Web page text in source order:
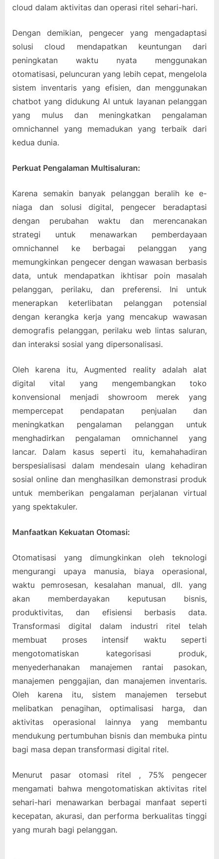
cloud dalam aktivitas dan operasi ritel sehari-hari.
Dengan demikian, pengecer yang mengadaptasi
solusi cloud mendapatkan keuntungan dari
peningkatan waktu nyata menggunakan
otomatisasi, peluncuran yang lebih cepat, mengelola
sistem inventaris yang efisien, dan menggunakan
chatbot yang didukung AI untuk layanan pelanggan
yang mulus dan meningkatkan pengalaman
omnichannel yang memadukan yang terbaik dari
kedua dunia.
Perkuat Pengalaman Multisaluran:
Karena semakin banyak pelanggan beralih ke e-
niaga dan solusi digital, pengecer beradaptasi
dengan perubahan waktu dan merencanakan
strategi untuk menawarkan pemberdayaan
omnichannel ke berbagai pelanggan yang
memungkinkan pengecer dengan wawasan berbasis
data, untuk mendapatkan ikhtisar poin masalah
pelanggan, perilaku, dan preferensi. Ini untuk
menerapkan keterlibatan pelanggan potensial
dengan kerangka kerja yang mencakup wawasan
demografis pelanggan, perilaku web lintas saluran,
dan interaksi sosial yang dipersonalisasi.
Oleh karena itu, Augmented reality adalah alat
digital vital yang mengembangkan toko
konvensional menjadi showroom merek yang
mempercepat pendapatan penjualan dan
meningkatkan pengalaman pelanggan untuk
menghadirkan pengalaman omnichannel yang
lancar. Dalam kasus seperti itu, kemahahadiran
berspesialisasi dalam mendesain ulang kehadiran
sosial online dan menghasilkan demonstrasi produk
untuk memberikan pengalaman perjalanan virtual
yang spektakuler.
Manfaatkan Kekuatan Otomasi:
Otomatisasi yang dimungkinkan oleh teknologi
mengurangi upaya manusia, biaya operasional,
waktu pemrosesan, kesalahan manual, dll. yang
akan memberdayakan keputusan bisnis,
produktivitas, dan efisiensi berbasis data.
Transformasi digital dalam industri ritel telah
membuat proses intensif waktu seperti
mengotomatiskan kategorisasi produk,
menyederhanakan manajemen rantai pasokan,
manajemen penggajian, dan manajemen inventaris.
Oleh karena itu, sistem manajemen tersebut
melibatkan penagihan, optimalisasi harga, dan
aktivitas operasional lainnya yang membantu
mendukung pertumbuhan bisnis dan membuka pintu
bagi masa depan transformasi digital ritel.
Menurut pasar otomasi ritel , 75% pengecer
mengamati bahwa mengotomatiskan aktivitas ritel
sehari-hari menawarkan berbagai manfaat seperti
kecepatan, akurasi, dan performa berkualitas tinggi
yang murah bagi pelanggan.